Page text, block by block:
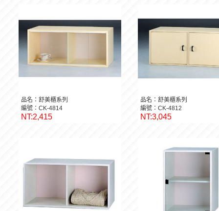
品名：舒美櫃系列
編號：CK-4814
NT:2,415
品名：舒美櫃系列
編號：CK-4812
NT:3,045